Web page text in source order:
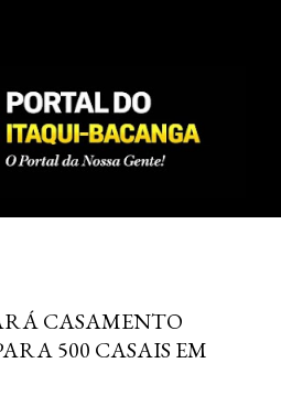
CASAMENTO
500 CASAIS EM